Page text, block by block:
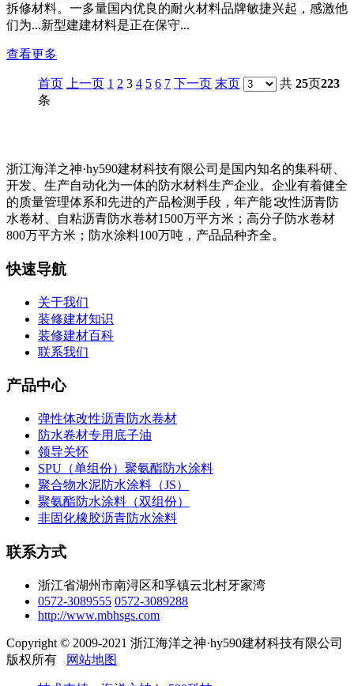
拆修材料。一多量国内优良的耐火材料品牌敏捷兴起，感激他
们为...新型建建材料是正在保守...
查看更多
首页 上一页 1 2 3 4 5 6 7 下一页 末页 共 25页223
条
浙江海洋之神·hy590建材科技有限公司是国内知名的集科研、
开发、生产自动化为一体的防水材料生产企业。企业有着健全
的质量管理体系和先进的产品检测手段，年产能∶改性沥青防
水卷材、自粘沥青防水卷材1500万平方米；高分子防水卷材
800万平方米；防水涂料100万吨，产品品种齐全。
快速导航
关于我们
装修建材知识
装修建材百科
联系我们
产品中心
弹性体改性沥青防水卷材
防水卷材专用底子油
领导关怀
SPU（单组份）聚氨酯防水涂料
聚合物水泥防水涂料（JS）
聚氨酯防水涂料（双组份）
非固化橡胶沥青防水涂料
联系方式
浙江省湖州市南浔区和孚镇云北村牙家湾
0572-3089555 0572-3089288
http://www.mbhsgs.com
Copyright © 2009-2021 浙江海洋之神·hy590建材科技有限公司
版权所有
网站地图